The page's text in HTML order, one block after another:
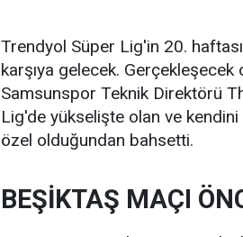
Trendyol Süper Lig'in 20.
karşıya gelecek.
Samsunspor Teknik Direktörü
Lig'de yükselişte olan ve
özel olduğundan bahsetti.
BEŞİKTAŞ MAÇI